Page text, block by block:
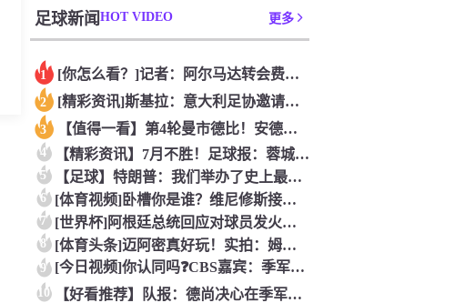
足球新闻 HOT VIDEO 更多
1 [你怎么看？]记者：阿尔马达转会费固定金额约2300万欧，外
2 [精彩资讯]斯基拉：意大利足协邀请布冯担任国家队领队，但遭到
3 【值得一看】第4轮曼市德比！安德森：从我知道曼市，曼城就是这
4 【精彩资讯】7月不胜！足球报：蓉城双冠王梦碎，近期成绩下滑要
5 【足球】特朗普：我们举办了史上最成功的一届世界杯
6 [体育视频]卧槽你是谁？维尼修斯接受下巴轮廓医美塑形，突然变
7 [世界杯]阿根廷总统回应对球员发火传言：我疯了才怪球员？全是
8 [体育头条]迈阿密真好玩！实拍：姆巴佩和女友被路人拍到在夜店
9 [今日视频]你认同吗❓️CBS嘉宾：季军赛的数据不应算进去，
10 【好看推荐】队报：德尚决心在季军赛体面告别，不希望以两连败收